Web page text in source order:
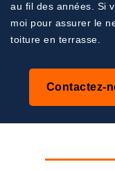
au fil des années. Si
moi pour assurer le
toiture en terrasse.
Contactez-